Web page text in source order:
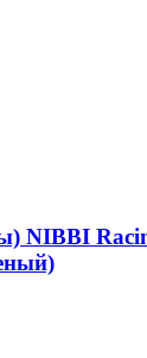
NIBBI